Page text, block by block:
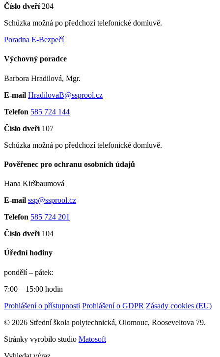
Číslo dveří204
Schůzka možná po předchozí telefonické domluvě.
Poradna E-Bezpečí
Výchovný poradce
Barbora Hradilová, Mgr.
E-mail HradilovaB@ssprool.cz
Telefon 585 724 144
Číslo dveří107
Schůzka možná po předchozí telefonické domluvě.
Pověřenec pro ochranu osobních údajů
Hana Kiršbaumová
E-mail ssp@ssprool.cz
Telefon 585 724 201
Číslo dveří104
Úřední hodiny
pondělí – pátek:
7:00 – 15:00 hodin
Prohlášení o přístupnosti Prohlášení o GDPR Zásady cookies (EU)
© 2026 Střední škola polytechnická, Olomouc, Rooseveltova 79.
Stránky vyrobilo studio Matosoft